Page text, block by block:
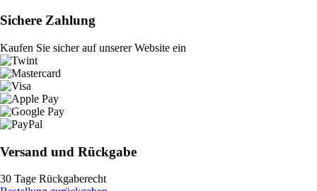
Sichere Zahlung
Kaufen Sie sicher auf unserer Website ein
Versand und Rückgabe
30 Tage Rückgaberecht